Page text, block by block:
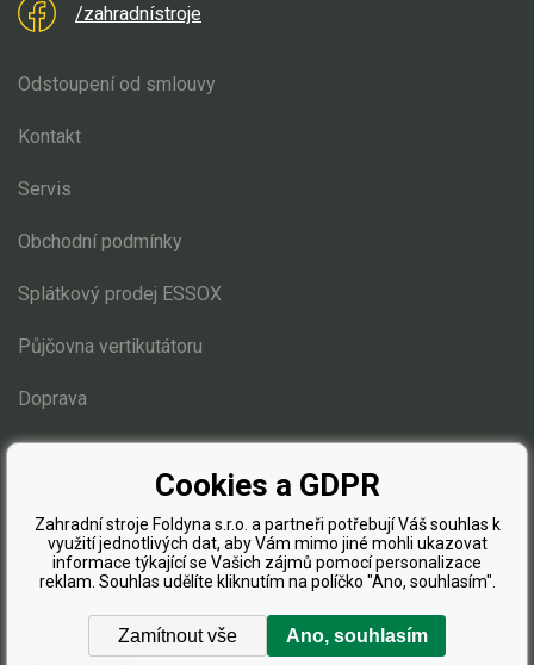
Elektrické tříkolky pro seniory
Elektrické čtyřkolky
Náhradní díly
Zahradní traktory
Řetězové pily
vodící lišty Baribal
Náhradní díly pro křovinořezy
Náhradní díly pro sekačky
/zahradnístroje
Odstoupení od smlouvy
Kontakt
Servis
Obchodní podmínky
Splátkový prodej ESSOX
Půjčovna vertikutátoru
Doprava
Cookies a GDPR
Zahradní stroje Foldyna s.r.o. a partneři potřebují Váš souhlas k
využití jednotlivých dat, aby Vám mimo jiné mohli ukazovat
informace týkající se Vašich zájmů pomocí personalizace
reklam. Souhlas udělíte kliknutím na políčko "Ano, souhlasím".
Zamítnout vše Ano, souhlasím